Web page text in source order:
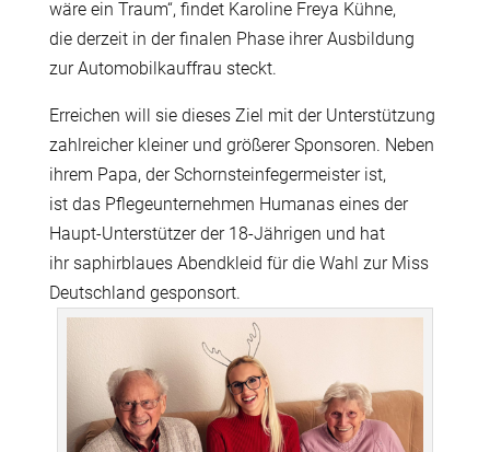
wäre ein Traum“, findet Karoline Freya Kühne,
die derzeit in der finalen Phase ihrer Ausbildung
zur Automobilkauffrau steckt.
Erreichen will sie dieses Ziel mit der Unterstützung
zahlreicher kleiner und größerer Sponsoren. Neben
ihrem Papa, der Schornsteinfegermeister ist,
ist das Pflegeunternehmen Humanas eines der
Haupt-Unterstützer der 18-Jährigen und hat
ihr saphirblaues Abendkleid für die Wahl zur Miss
Deutschland gesponsort.